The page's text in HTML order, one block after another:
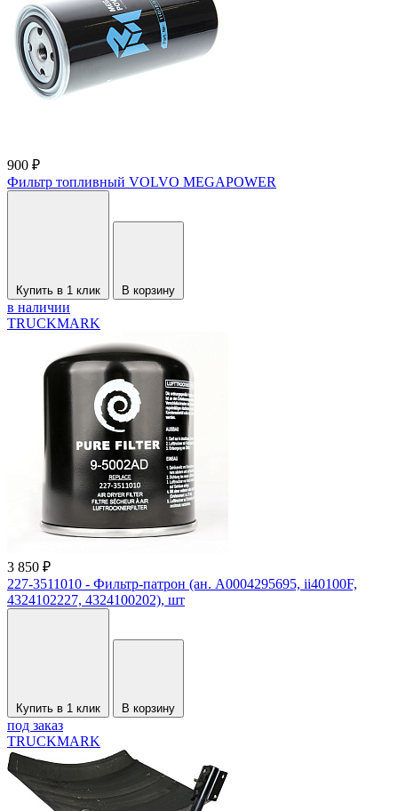
900 ₽
Фильтр топливный VOLVO MEGAPOWER
Купить в 1 клик В корзину
в наличии
TRUCKMARK
3 850 ₽
227-3511010 - Фильтр-патрон (ан. A0004295695, ii40100F,
4324102227, 4324100202), шт
Купить в 1 клик В корзину
под заказ
TRUCKMARK